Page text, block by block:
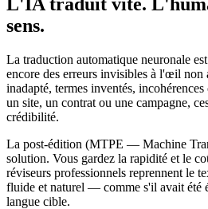
sens.
La traduction automatique neuronale
encore des erreurs invisibles à l'œil non
inadapté, termes inventés,
un site, un contrat ou une campagne,
crédibilité.
La post-édition (MTPE — Machine
solution. Vous gardez la rapidité et le
réviseurs professionnels reprennent le
fluide et naturel — comme s'il avait été
langue cible.